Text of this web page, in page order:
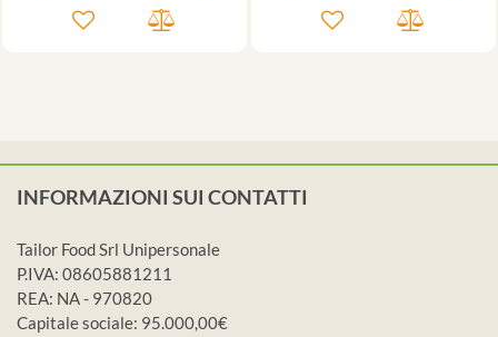
INFORMAZIONI SUI CONTATTI
Tailor Food Srl Unipersonale
P.IVA: 08605881211
REA: NA - 970820
Capitale sociale: 95.000,00€